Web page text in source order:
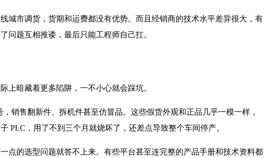
城市调货，货期和运费都没有优势。而且经销商的技术水平差异很大，有
问题互相推诿，最后只能工程师自己扛。
上暗藏着更多陷阱，一不小心就会踩坑。
销售翻新件、拆机件甚至仿冒品。这些假货外观和正品几乎一模一样，
PLC，用了不到三个月就烧坏了，还差点导致整个车间停产。
点的选型问题就答不上来。有些平台甚至连完整的产品手册和技术资料都